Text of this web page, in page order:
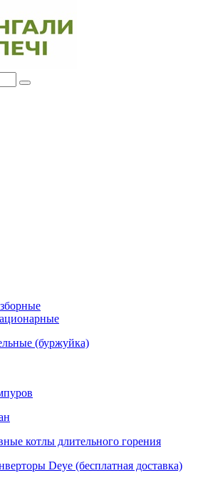
(буржуйка)
котлы длительного горения
Deye (бесплатная доставка)